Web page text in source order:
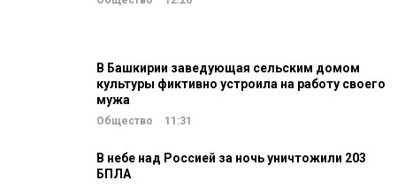
В Башкирии заведующая сельским домом
культуры фиктивно устроила на работу своего
мужа
Общество 11:31
В небе над Россией за ночь уничтожили 203
БПЛА